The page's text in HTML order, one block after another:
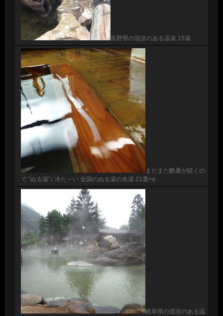
長野県の混浴のある温泉 15湯
まだまだ酷暑が続くの
で “ぬる湯”♪ 冷た～い 全国のぬる湯の名湯 21選+α
岐阜県の混浴のある温